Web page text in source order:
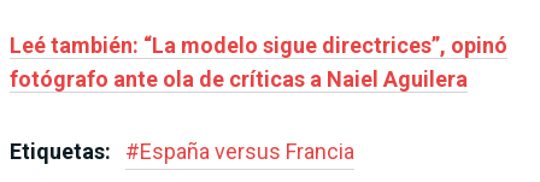
Leé también: “La modelo sigue directrices”, opinó
fotógrafo ante ola de críticas a Naiel Aguilera
Etiquetas: #España versus Francia